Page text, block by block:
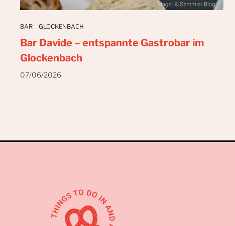
BAR GLOCKENBACH
Bar Davide – entspannte Gastrobar im
Glockenbach
07/06/2026